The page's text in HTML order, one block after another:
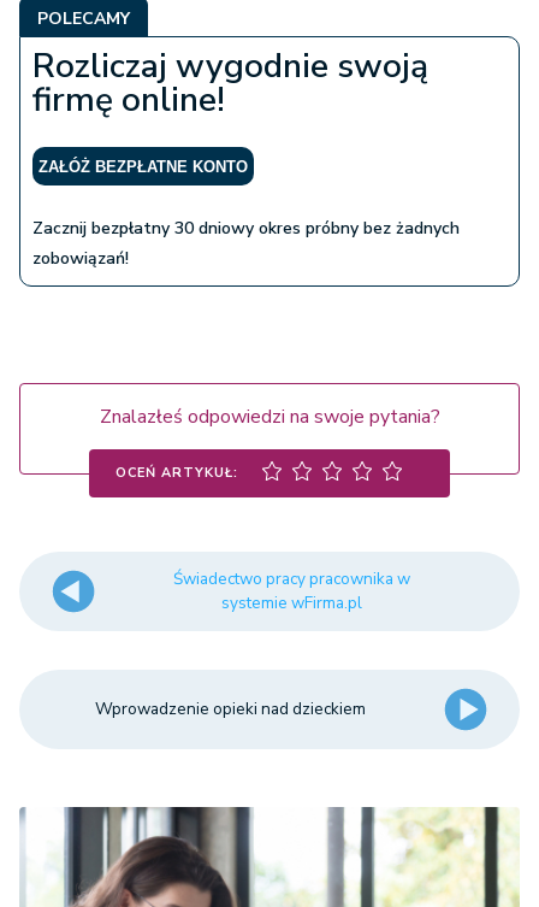
POLECAMY
Rozliczaj wygodnie swoją
firmę online!
ZAŁÓŻ BEZPŁATNE KONTO
Zacznij bezpłatny 30 dniowy okres próbny bez żadnych
zobowiązań!
Znalazłeś odpowiedzi na swoje pytania?
OCEŃ ARTYKUŁ:
Świadectwo pracy pracownika w
systemie wFirma.pl
Wprowadzenie opieki nad dzieckiem